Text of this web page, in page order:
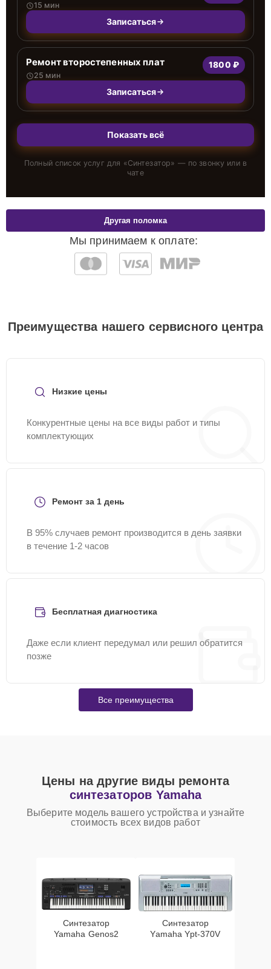
15 мин
Записаться
Ремонт второстепенных плат
25 мин
1800 ₽
Записаться
Показать всё
Полный список услуг для «Синтезатор» — по звонку или в
чате
Мы принимаем к оплате:
Другая поломка
Преимущества нашего сервисного центра
Низкие цены
Конкурентные цены на все виды работ и типы
комплектующих
Ремонт за 1 день
В 95% случаев ремонт производится в день заявки
в течение 1-2 часов
Бесплатная диагностика
Даже если клиент передумал или решил обратится
позже
Все преимущества
Цены на другие виды ремонта
синтезаторов Yamaha
Выберите модель вашего устройства и узнайте
стоимость всех видов работ
Синтезатор
Yamaha Genos2
Синтезатор
Yamaha Ypt-370V